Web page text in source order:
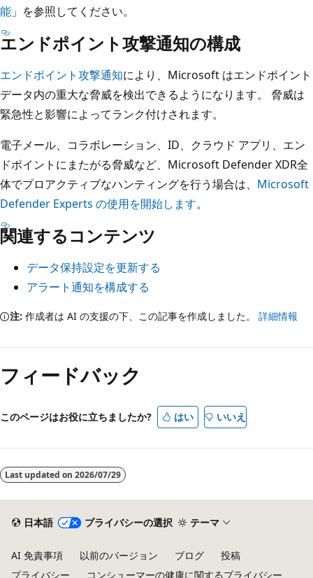
能 」を参照してください。
エンドポイント攻撃通知の構成
エンドポイント攻撃通知により、Microsoft はエンドポイント
データ内の重大な脅威を検出できるようになります。 脅威は
緊急性と影響によってランク付けされます。
電子メール、コラボレーション、ID、クラウド アプリ、エン
ドポイントにまたがる脅威など、Microsoft Defender XDR全
体でプロアクティブなハンティングを行う場合は、 Microsoft
Defender Experts の使用を開始します。
関連するコンテンツ
データ保持設定を更新する
アラート通知を構成する
注: 作成者は AI の支援の下、この記事を作成しました。 詳細情報
フィードバック
このページはお役に立ちましたか? はい いいえ
Last updated on 2026/07/29
日本語 プライバシーの選択 テーマ
AI 免責事項 以前のバージョン ブログ
投稿
プライバシー
コンシューマーの健康に関するプライバシー